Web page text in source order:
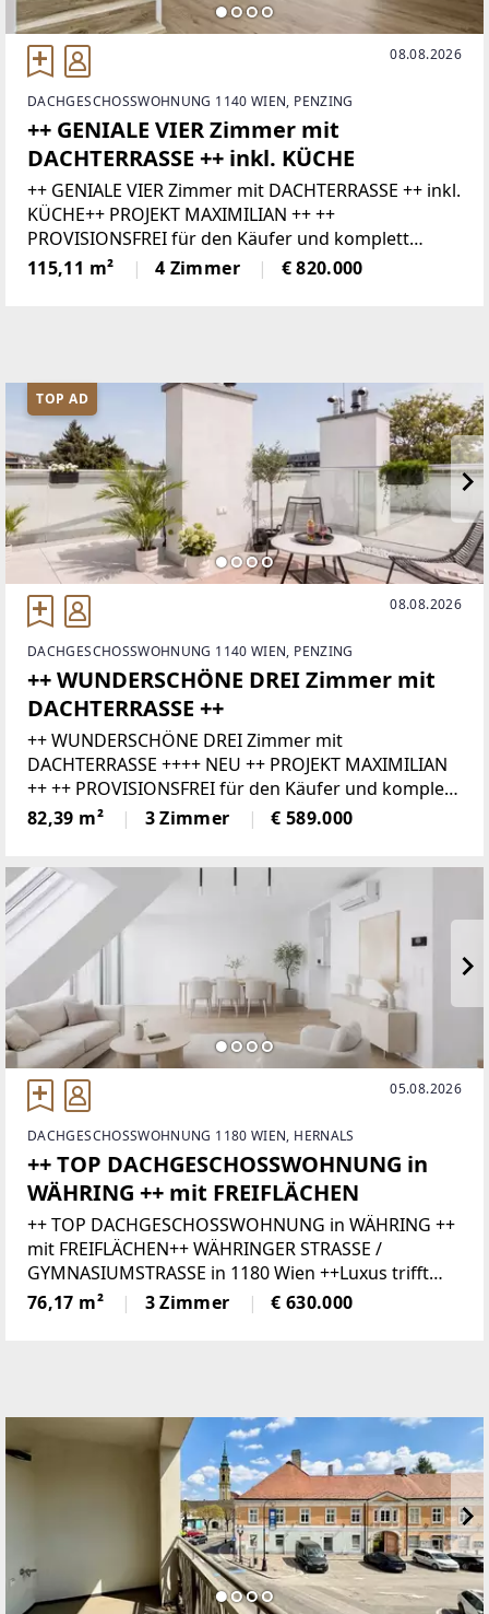
08.08.2026
DACHGESCHOSSWOHNUNG 1140 WIEN, PENZING
++ GENIALE VIER Zimmer mit
DACHTERRASSE ++ inkl. KÜCHE
++ GENIALE VIER Zimmer mit DACHTERRASSE ++ inkl.
KÜCHE++ PROJEKT MAXIMILIAN ++ ++
PROVISIONSFREI für den Käufer und komplett
SCHLÜSSELFERTIG ++++ Im Kaufpreis ist ebenfalls
eine voll ausgestattete Markenküche enthalten ++In
115,11 m² 4 Zimmer € 820.000
TOP AD
08.08.2026
DACHGESCHOSSWOHNUNG 1140 WIEN, PENZING
++ WUNDERSCHÖNE DREI Zimmer mit
DACHTERRASSE ++
++ WUNDERSCHÖNE DREI Zimmer mit
DACHTERRASSE ++++ NEU ++ PROJEKT MAXIMILIAN
++ ++ PROVISIONSFREI für den Käufer und komplett
SCHLÜSSELFERTIG ++In begehrter, zentraler und
dennoch ruhiger Lage des 14. Wiener
82,39 m² 3 Zimmer € 589.000
05.08.2026
DACHGESCHOSSWOHNUNG 1180 WIEN, HERNALS
++ TOP DACHGESCHOSSWOHNUNG in
WÄHRING ++ mit FREIFLÄCHEN
++ TOP DACHGESCHOSSWOHNUNG in WÄHRING ++
mit FREIFLÄCHEN++ WÄHRINGER STRASSE /
GYMNASIUMSTRASSE in 1180 Wien ++Luxus trifft
Altbaucharme – Traum im Dachgeschoss über
einem prachtvollen Jahrhundertwendehaus.In
76,17 m² 3 Zimmer € 630.000